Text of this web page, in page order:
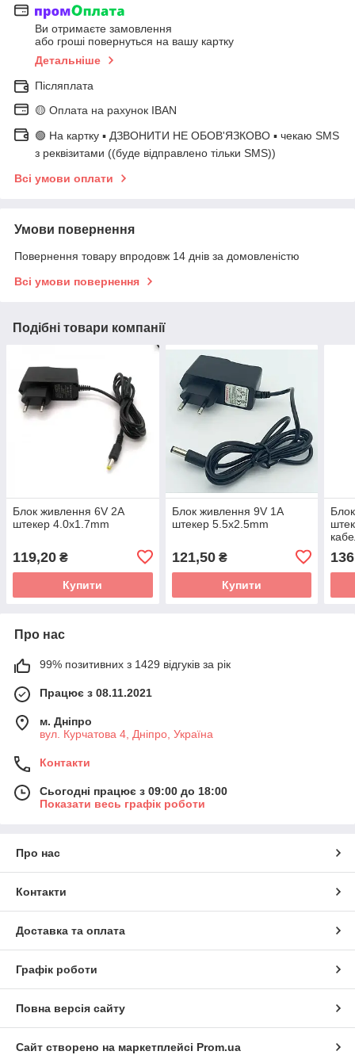
Ви отримаєте замовлення
або гроші повернуться на вашу картку
Детальніше
Післяплата
🟡 Оплата на рахунок IBAN
🟢 На картку ▪️ ДЗВОНИТИ НЕ ОБОВ'ЯЗКОВО ▪️ чекаю SMS
з реквізитами ((буде відправлено тільки SMS))
Всі умови оплати
Умови повернення
Повернення товару впродовж 14 днів за домовленістю
Всі умови повернення
Подібні товари компанії
Блок живлення 6V 2A
штекер 4.0x1.7mm
119,20 ₴
Купити
Блок живлення 9V 1A
штекер 5.5x2.5mm
121,50₴
Купити
Про нас
99% позитивних з 1429 відгуків за рік
Працює з 08.11.2021
м. Дніпро
вул. Курчатова 4, Дніпро, Україна
Контакти
Сьогодні працює з 09:00 до 18:00
Показати весь графік роботи
Про нас
Контакти
Доставка та оплата
Графік роботи
Повна версія сайту
Сайт створено на маркетплейсі Prom.ua